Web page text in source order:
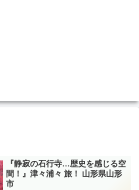
『静寂の石行寺…歴史を感じる空
間！』津々浦々 旅！ 山形県山形
市